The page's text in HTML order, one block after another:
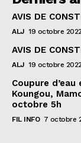
AVIS DE
ALJ 19 octobre 2022
AVIS DE
ALJ 19 octobre 2022
Coupure
Koungou,
octobre 5h
FIL INFO 7 octobre